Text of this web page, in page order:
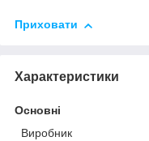
Приховати
Характеристики
Основні
Виробник